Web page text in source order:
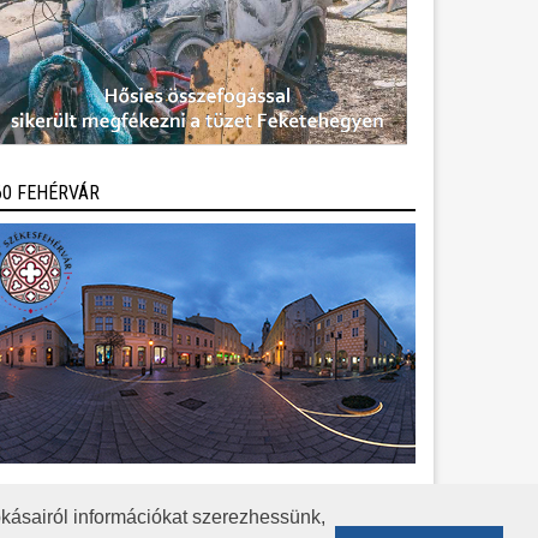
információkat szerezhessünk,
FEHÉRVÁR
KÖZÉRDEKŰ ADATOK ADATVÉDELEM